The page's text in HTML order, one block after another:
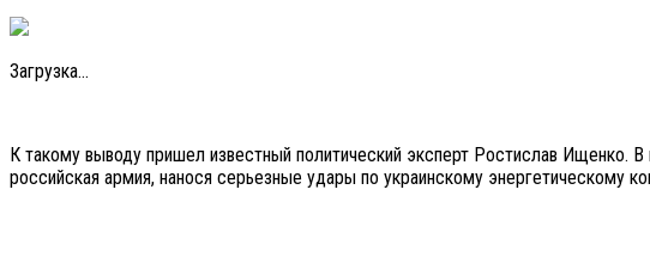
Загрузка...
К такому выводу пришел известный политический эксперт Ростислав Ищенко.
российская армия, нанося серьезные удары по украинскому энергетическому